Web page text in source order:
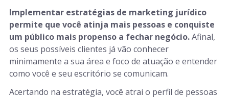
Implementar estratégias de marketing jurídico
permite que você atinja mais pessoas e conquiste
um público mais propenso a fechar negócio.Afinal,
os seus possíveis clientes já vão conhecer
minimamente a sua área e foco de atuação e entender
como você e seu escritório se comunicam.
Acertando na estratégia, você atrai o perfil de pessoas